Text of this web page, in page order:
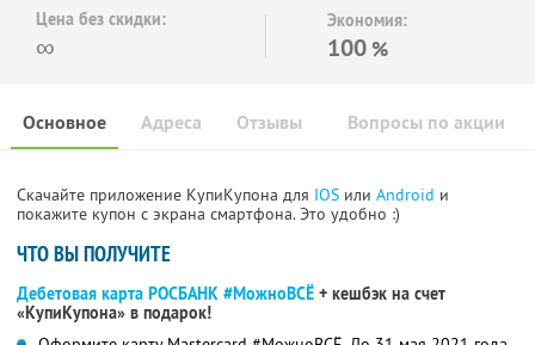
Цена без скидки:
∞
Экономия:
100 %
Основное Отзывы Вопросы по акции
Адреса
Скачайте приложение КупиКупона для IOS или Android и
покажите купон с экрана смартфона. Это удобно :)
ЧТО ВЫ ПОЛУЧИТЕ
Дебетовая карта РОСБАНК #МожноВСЁ + кешбэк на счет
«КупиКупона» в подарок!